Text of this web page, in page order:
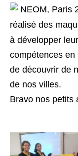
NEOM, Paris
réalisé des
à développer
compétences
de découvrir de
de nos villes.
Bravo nos petits